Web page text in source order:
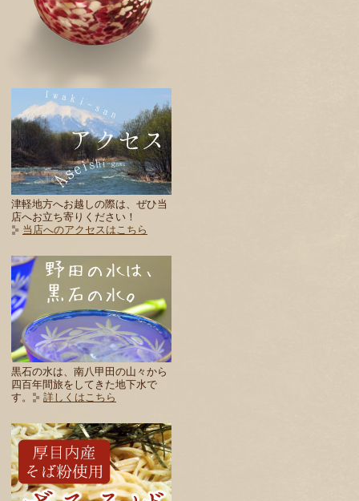
津軽地方へお越しの際は、ぜひ当
店へお立ち寄りください！
当店へのアクセスはこちら
黒石の水は、南八甲田の山々から
四百年間旅をしてきた地下水で
す。
詳しくはこちら